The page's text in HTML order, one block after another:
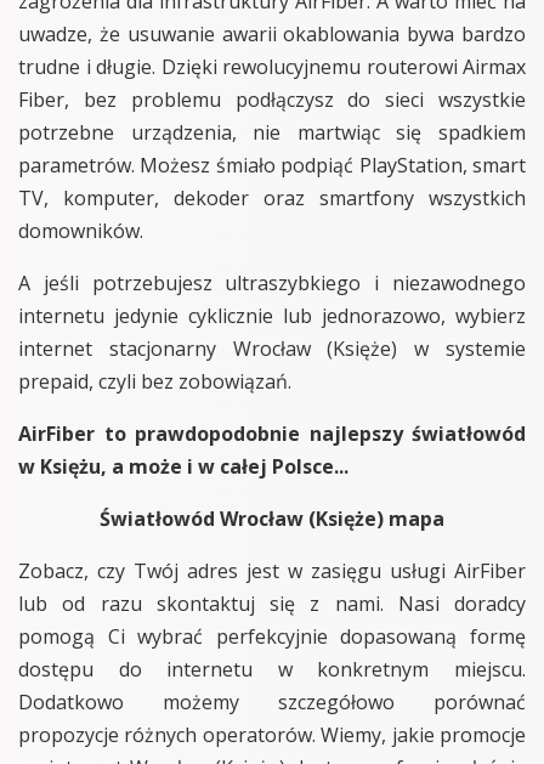
uwadze, że usuwanie awarii okablowania bywa bardzo
trudne i długie. Dzięki rewolucyjnemu routerowi Airmax
Fiber, bez problemu podłączysz do sieci wszystkie
potrzebne urządzenia, nie martwiąc się spadkiem
parametrów. Możesz śmiało podpiąć PlayStation, smart
TV, komputer, dekoder oraz smartfony wszystkich
domowników.
A jeśli potrzebujesz ultraszybkiego i niezawodnego
internetu jedynie cyklicznie lub jednorazowo, wybierz
internet stacjonarny Wrocław (Księże) w systemie
prepaid, czyli bez zobowiązań.
AirFiber to prawdopodobnie najlepszy światłowód
w Księżu, a może i w całej Polsce...
Światłowód Wrocław (Księże) mapa
Zobacz, czy Twój adres jest w zasięgu usługi AirFiber
lub od razu skontaktuj się z nami. Nasi doradcy
pomogą Ci wybrać perfekcyjnie dopasowaną formę
dostępu do internetu w konkretnym miejscu.
Dodatkowo możemy szczegółowo porównać
propozycje różnych operatorów. Wiemy, jakie promocje